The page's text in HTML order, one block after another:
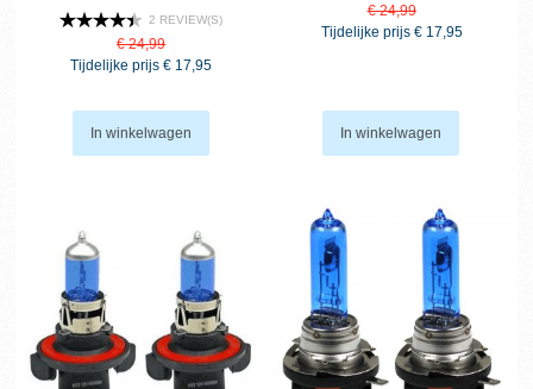
2 REVIEW(S)
€ 24,99
Tijdelijke prijs € 17,95
In winkelwagen
€ 24,99
Tijdelijke prijs € 17,95
In winkelwagen